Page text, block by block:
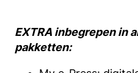
EXTRA inbegrepen in
pakketten: